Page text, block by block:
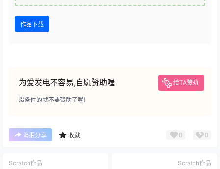
作品下载
为爱发电不容易,自愿赞助喔 给TA赞助
没条件的就不要赞助了喔！
海报分享 收藏 0 0
Scratch作品 Scratch作品